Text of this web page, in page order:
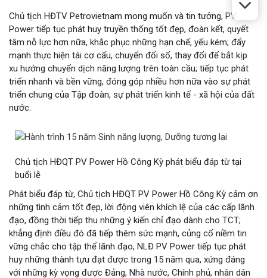
Chủ tịch HĐTV Petrovietnam mong muốn và tin tưởng, PV
Power tiếp tục phát huy truyền thống tốt đẹp, đoàn kết, quyết
tâm nỗ lực hơn nữa, khắc phục những hạn chế, yếu kém; đẩy
mạnh thực hiện tái cơ cấu, chuyển đổi số, thay đổi để bắt kịp
xu hướng chuyển dịch năng lượng trên toàn cầu; tiếp tục phát
triển nhanh và bền vững, đóng góp nhiều hơn nữa vào sự phát
triển chung của Tập đoàn, sự phát triển kinh tế - xã hội của đất
nước.
Chủ tịch HĐQT PV Power Hồ Công Kỳ phát biểu đáp từ tại
buổi lễ
Phát biểu đáp từ, Chủ tịch HĐQT PV Power Hồ Công Kỳ cảm ơn
những tình cảm tốt đẹp, lời động viên khích lệ của các cấp lãnh
đạo, đồng thời tiếp thu những ý kiến chỉ đạo dành cho TCT;
khẳng định điều đó đã tiếp thêm sức mạnh, củng cố niềm tin
vững chắc cho tập thể lãnh đạo, NLĐ PV Power tiếp tục phát
huy những thành tựu đạt được trong 15 năm qua, xứng đáng
với những kỳ vọng được Đảng, Nhà nước, Chính phủ, nhân dân